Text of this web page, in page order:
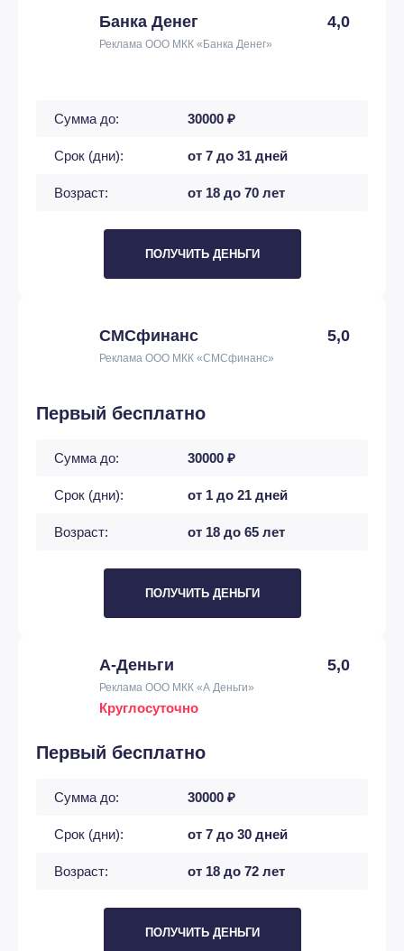
Банка Денег 4,0
Реклама ООО МКК «Банка Денег»
Сумма до: 30000 ₽
Срок (дни): от 7 до 31 дней
Возраст: от 18 до 70 лет
ПОЛУЧИТЬ ДЕНЬГИ
СМСфинанс 5,0
Реклама ООО МКК «СМСфинанс»
Первый бесплатно
Сумма до: 30000 ₽
Срок (дни): от 1 до 21 дней
Возраст: от 18 до 65 лет
ПОЛУЧИТЬ ДЕНЬГИ
А-Деньги 5,0
Реклама ООО МКК «А Деньги»
Круглосуточно
Первый бесплатно
Сумма до: 30000 ₽
Срок (дни): от 7 до 30 дней
Возраст: от 18 до 72 лет
ПОЛУЧИТЬ ДЕНЬГИ